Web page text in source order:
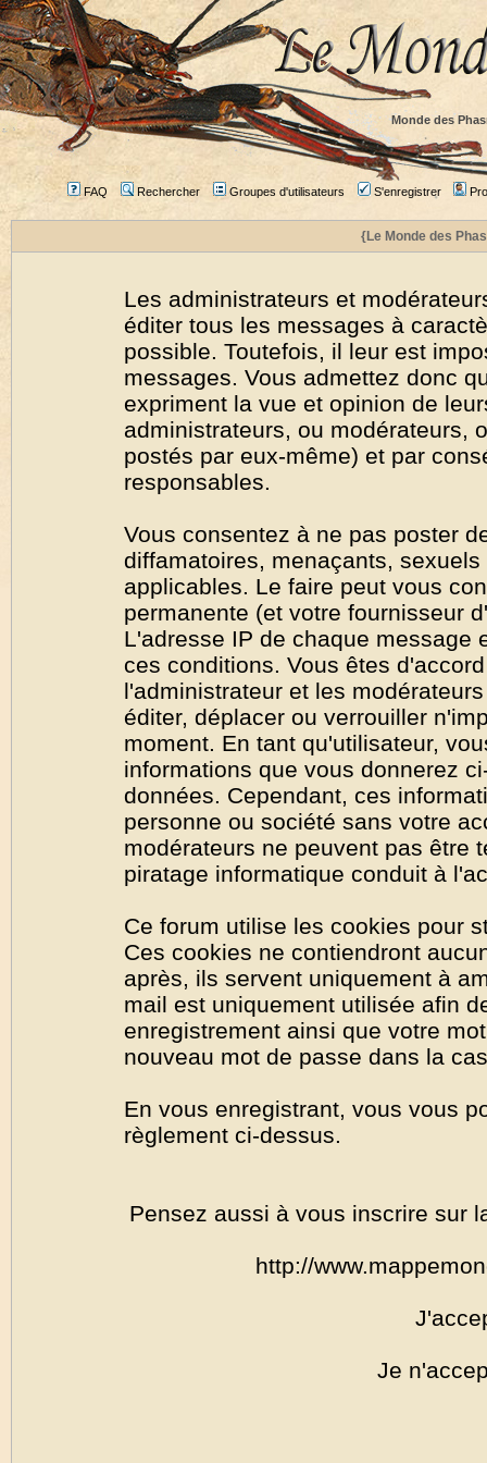
Monde des
FAQ Rechercher Groupes d'utilisateurs S'enregistrer
{Le Monde des
Les administrateurs et
éditer tous les messages à
possible. Toutefois, il leur est
messages. Vous admettez donc
expriment la vue et opinion de
administrateurs, ou modérateurs,
postés par eux-même) et par
responsables.
Vous consentez à ne pas poster
diffamatoires, menaçants,
applicables. Le faire peut vous
permanente (et votre fournisseur
L'adresse IP de chaque message
ces conditions. Vous êtes
l'administrateur et les
éditer, déplacer ou verrouiller
moment. En tant qu'utilisateur,
informations que vous donnerez
données. Cependant, ces
personne ou société sans votre
modérateurs ne peuvent pas être
piratage informatique conduit à
Ce forum utilise les cookies pour
Ces cookies ne contiendront
après, ils servent uniquement à
mail est uniquement utilisée afin
enregistrement ainsi que votre
nouveau mot de passe dans la
En vous enregistrant, vous vous
règlement ci-dessus.
Pensez aussi à vous inscrire sur
http://
Je